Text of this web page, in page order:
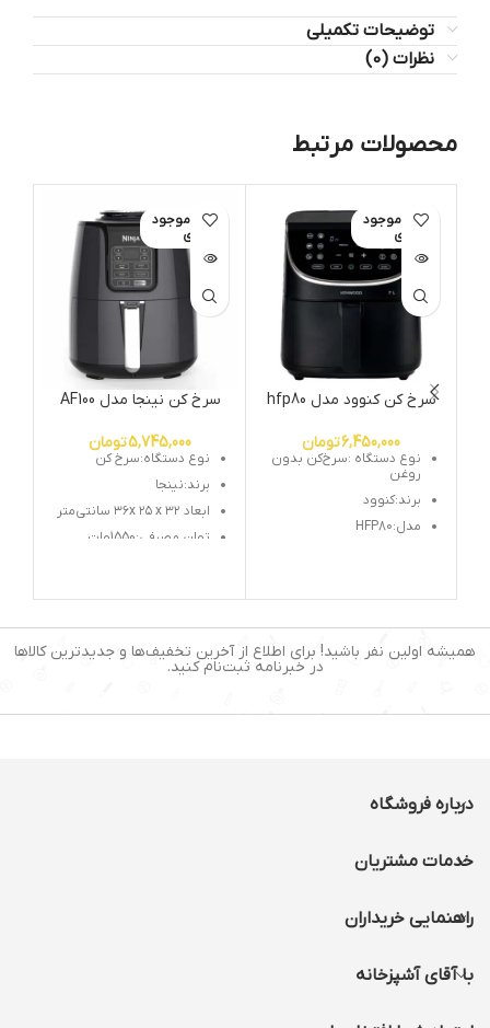
توضیحات تکمیلی
نظرات (0)
محصولات مرتبط
اتمام موجود
ی
سرخ کن کنوود مدل hfp80
6,450,000تومان
نوع دستگاه :سرخ‌کن بدون
روغن
برند:کنوود
مدل:HFP80
نوع کنترل:لمسی
برنامه از پیش تعیین
شده:
۱۲ عدد
اتمام موجود
ی
سرخ کن نینجا مدل AF100
5,745,000تومان
نوع دستگاه:سرخ کن
برند:نینجا
ابعاد ۳۶x ۲۵ x ۳۲ سانتی‌متر
توان مصرفی:1550وات
همیشه اولین نفر باشید! برای اطلاع از آخرین تخفیف‌ها و جدیدترین کالاها
در خبرنامه ثبت‌نام کنید.
درباره فروشگاه
خدمات مشتریان
راهنمایی خریداران
با آقای آشپزخانه